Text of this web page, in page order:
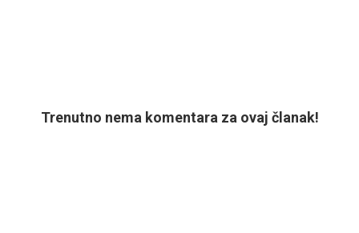
Trenutno nema komentara za ovaj članak!